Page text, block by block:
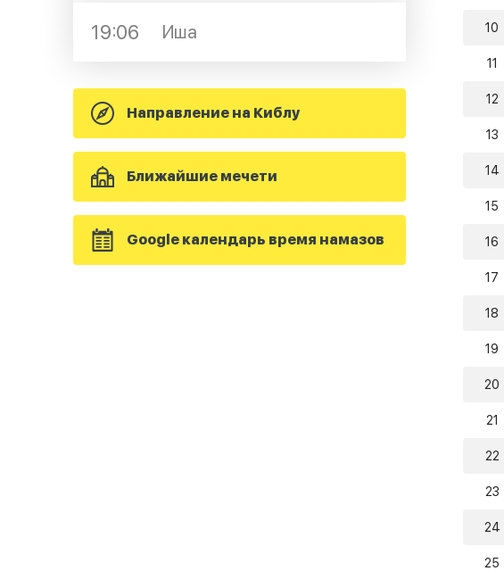
19:06 Иша
Направление на Киблу
Ближайшие мечети
Google календарь время намазов
10
11
12
13
14
15
16
17
18
19
20
21
22
23
24
25